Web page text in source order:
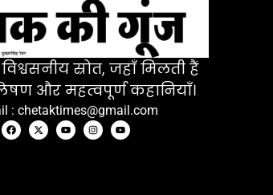
स्रोत, जहाँ मिलती हैं
और महत्वपूर्ण कहानियाँ।
: chetaktimes@gmail.com